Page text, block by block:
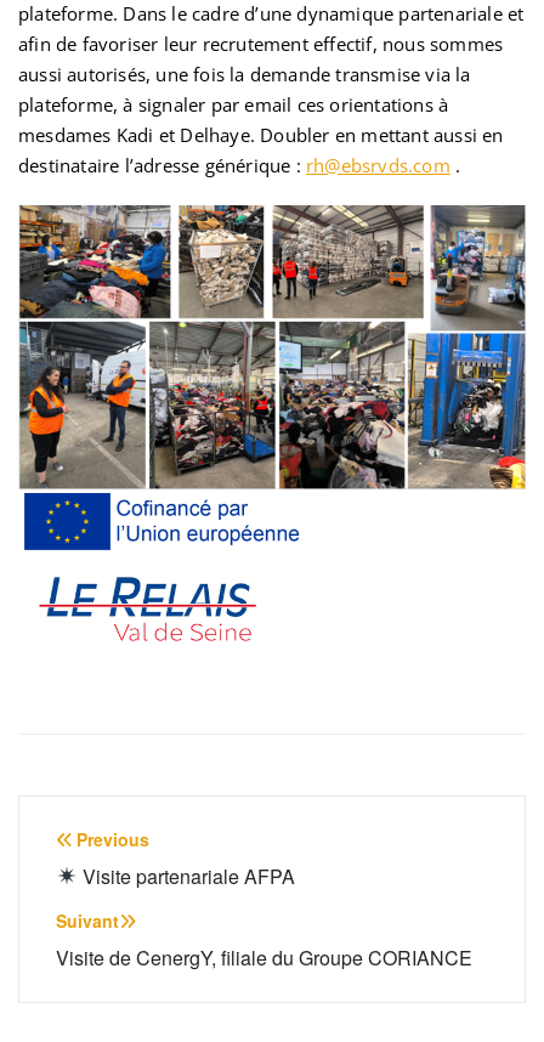
plateforme. Dans le cadre d’une dynamique partenariale et
afin de favoriser leur recrutement effectif, nous sommes
aussi autorisés, une fois la demande transmise via la
plateforme, à signaler par email ces orientations à
mesdames Kadi et Delhaye. Doubler en mettant aussi en
destinataire l’adresse générique : rh@ebsrvds.com .
Navigation
de
l’article
Previous
Visite partenariale AFPA
Suivant
Visite de CenergY, filiale du Groupe CORIANCE